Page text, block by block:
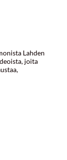
Lahden
joita